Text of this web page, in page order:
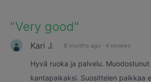
"Very good"
Kari J. 8 months ago · 4 reviews
Hyvä ruoka ja palvelu. Muodostunut
kantapaikaksi. Suosittelen paikkaa